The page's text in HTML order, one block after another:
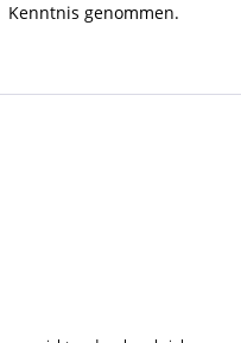
Kenntnis genommen.